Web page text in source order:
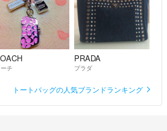
チ
PRADA
プラダ
トートバッグの人気ブランドランキング